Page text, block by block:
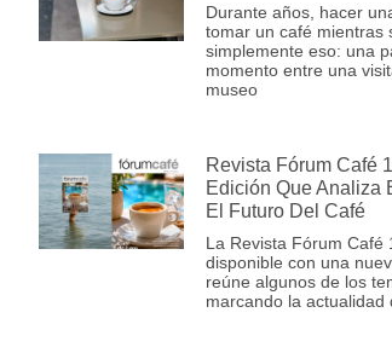
Durante años, hacer
tomar un café mientras
simplemente eso: una
momento entre una
museo
Revista Fórum Café
Edición Que Analiza
El Futuro Del Café
La Revista Fórum Café
disponible con una
reúne algunos de los
marcando la actualidad